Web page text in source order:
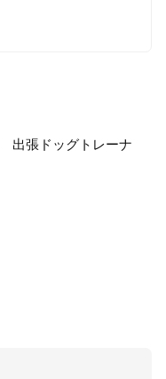
す。
なくて、人間も一緒に
犬だけを正そうとする
要もあるかと思いま
張ドッグトレーナ